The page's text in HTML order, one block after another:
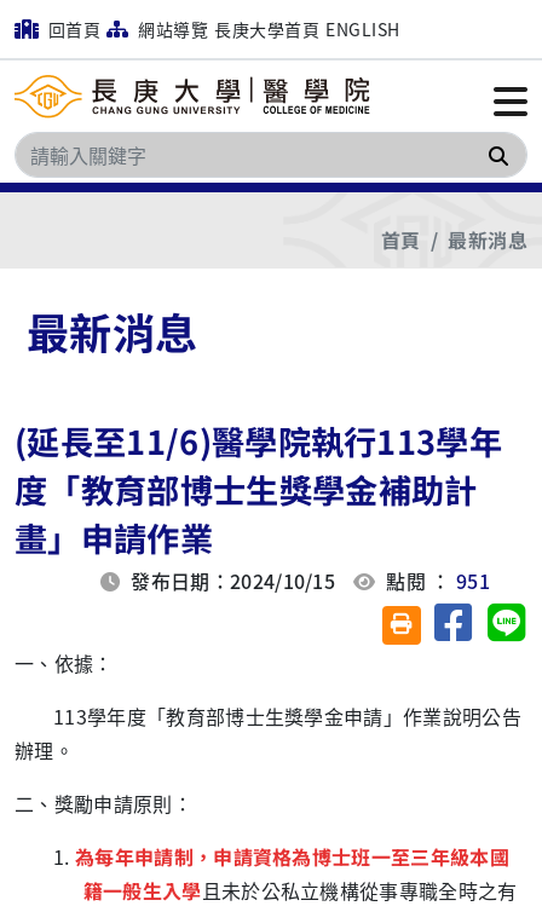
回首頁 網站導覽 長庚大學首頁 ENGLISH
搜
首頁 最新消息
最新消息
(延長至11/6)醫學院執行113學年
度「教育部博士生獎學金補助計
畫」申請作業
發布日期：2024/10/15 點閱 ：951
友善列印(另開視
分享至
一、依據：
113學年度「教育部博士生獎學金申請」作業說明公告
辦理。
二、獎勵申請原則：
1. 為每年申請制，申請資格為博士班一至三年級本國
籍一般生入學且未於公私立機構從事專職全時之有